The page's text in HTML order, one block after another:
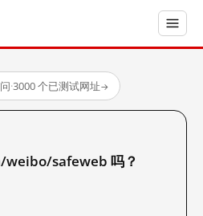
·3000 个已测试网址→
safeweb 吗？